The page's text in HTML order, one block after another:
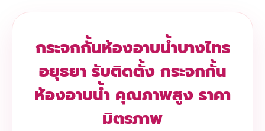
กระจกกั้นห้องอาบน้ำบางไทร
อยุธยา รับติดตั้ง กระจกกั้น
ห้องอาบน้ำ คุณภาพสูง ราคา
มิตรภาพ